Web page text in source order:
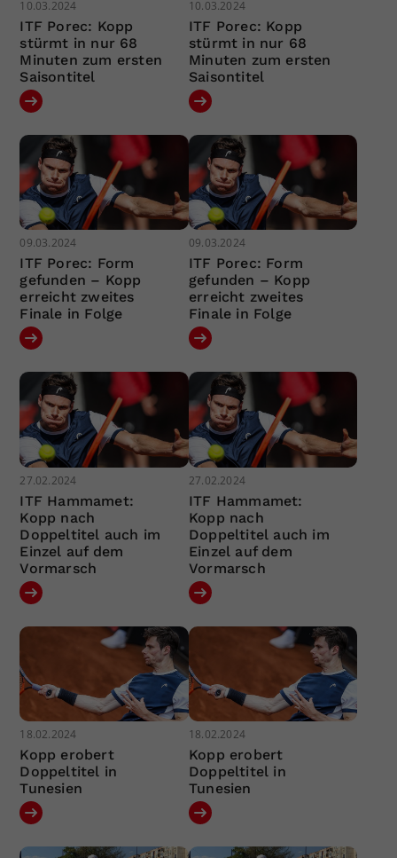
10.03.2024
ITF Porec: Kopp
stürmt in nur 68
Minuten zum ersten
Saisontitel
10.03.2024
ITF Porec: Kopp
stürmt in nur 68
Minuten zum ersten
Saisontitel
09.03.2024
ITF Porec: Form
gefunden – Kopp
erreicht zweites
Finale in Folge
09.03.2024
ITF Porec: Form
gefunden – Kopp
erreicht zweites
Finale in Folge
27.02.2024
ITF Hammamet:
Kopp nach
Doppeltitel auch im
Einzel auf dem
Vormarsch
27.02.2024
ITF Hammamet:
Kopp nach
Doppeltitel auch im
Einzel auf dem
Vormarsch
18.02.2024
Kopp erobert
Doppeltitel in
Tunesien
18.02.2024
Kopp erobert
Doppeltitel in
Tunesien